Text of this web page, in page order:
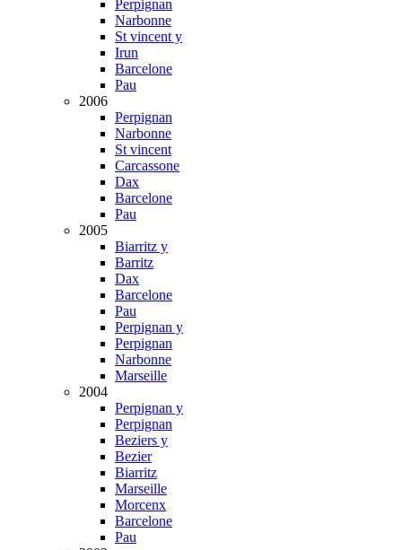
Perpignan
Narbonne
St vincent y
Irun
Barcelone
Pau
2006
Perpignan
Narbonne
St vincent
Carcassone
Dax
Barcelone
Pau
2005
Biarritz y
Barritz
Dax
Barcelone
Pau
Perpignan y
Perpignan
Narbonne
Marseille
2004
Perpignan y
Perpignan
Beziers y
Bezier
Biarritz
Marseille
Morcenx
Barcelone
Pau